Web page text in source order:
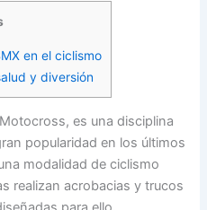
en el ciclismo
y diversión
es una disciplina
popularidad en los últimos
modalidad de ciclismo
realizan acrobacias y trucos